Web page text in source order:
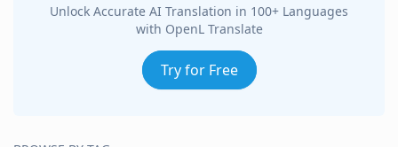
Unlock Accurate AI Translation in 100+ Languages
with OpenL Translate
Try for Free